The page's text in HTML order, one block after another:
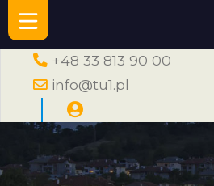
+48 33 813 90 00
info@tu1.pl